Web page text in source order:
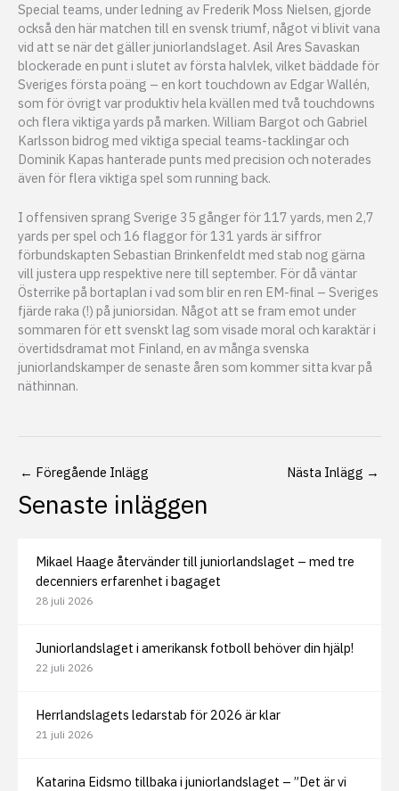
Special teams, under ledning av Frederik Moss Nielsen, gjorde
också den här matchen till en svensk triumf, något vi blivit vana
vid att se när det gäller juniorlandslaget. Asil Ares Savaskan
blockerade en punt i slutet av första halvlek, vilket bäddade för
Sveriges första poäng – en kort touchdown av Edgar Wallén,
som för övrigt var produktiv hela kvällen med två touchdowns
och flera viktiga yards på marken. William Bargot och Gabriel
Karlsson bidrog med viktiga special teams-tacklingar och
Dominik Kapas hanterade punts med precision och noterades
även för flera viktiga spel som running back.
I offensiven sprang Sverige 35 gånger för 117 yards, men 2,7
yards per spel och 16 flaggor för 131 yards är siffror
förbundskapten Sebastian Brinkenfeldt med stab nog gärna
vill justera upp respektive nere till september. För då väntar
Österrike på bortaplan i vad som blir en ren EM-final – Sveriges
fjärde raka (!) på juniorsidan. Något att se fram emot under
sommaren för ett svenskt lag som visade moral och karaktär i
övertidsdramat mot Finland, en av många svenska
juniorlandskamper de senaste åren som kommer sitta kvar på
näthinnan.
← Föregående Inlägg Nästa Inlägg →
Senaste inläggen
Mikael Haage återvänder till juniorlandslaget – med tre
decenniers erfarenhet i bagaget
28 juli 2026
Juniorlandslaget i amerikansk fotboll behöver din hjälp!
22 juli 2026
Herrlandslagets ledarstab för 2026 är klar
21 juli 2026
Katarina Eidsmo tillbaka i juniorlandslaget – ”Det är vi